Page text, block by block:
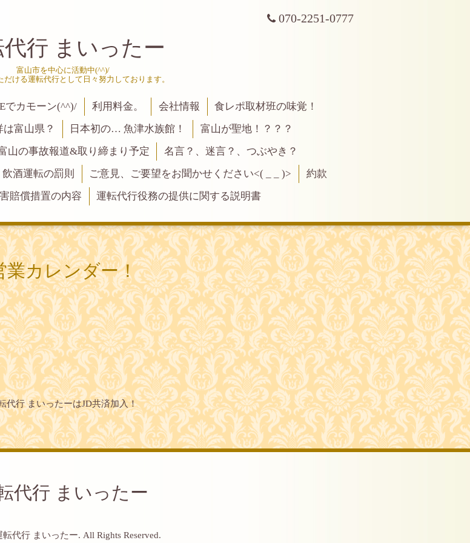
070-2251-0777
行 まいったー
富山市を中心に活動中(^^)/
だける運転代行として日々努力しております。
でカモーン(^^)/ 利用料金。 会社情報
食レポ取材班の味覚！
は富山県？ 日本初の… 魚津水族館！
富山が聖地！？？？
山の事故報道&取り締まり予定
名言？、迷言？、つぶやき？
飲酒運転の罰則 ご意見、ご要望をお聞かせください<( _ _ )>
約款
賠償措置の内容
運転代行役務の提供に関する説明書
業カレンダー！
代行 まいったーはJD共済加入！
代行 まいったー
転代行 まいったー. All Rights Reserved.